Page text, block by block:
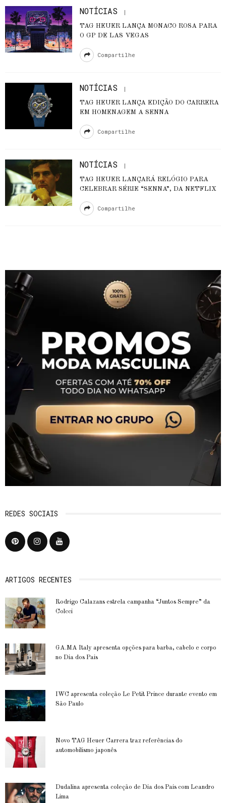
NOTÍCIAS
TAG HEUER LANÇA MONACO ROSA PARA
O GP DE LAS VEGAS
Compartilhe
NOTÍCIAS
TAG HEUER LANÇA EDIÇÃO DO CARRERA
EM HOMENAGEM A SENNA
Compartilhe
NOTÍCIAS
TAG HEUER LANÇARÁ RELÓGIO PARA
CELEBRAR SÉRIE “SENNA”, DA NETFLIX
Compartilhe
REDES SOCIAIS
ARTIGOS RECENTES
Rodrigo Calazans estrela campanha “Juntos Sempre” da
Colcci
GA.MA Italy apresenta opções para barba, cabelo e corpo
no Dia dos Pais
IWC apresenta coleção Le Petit Prince durante evento em
São Paulo
Novo TAG Heuer Carrera traz referências do
automobilismo japonês
Dudalina apresenta coleção de Dia dos Pais com Leandro
Lima